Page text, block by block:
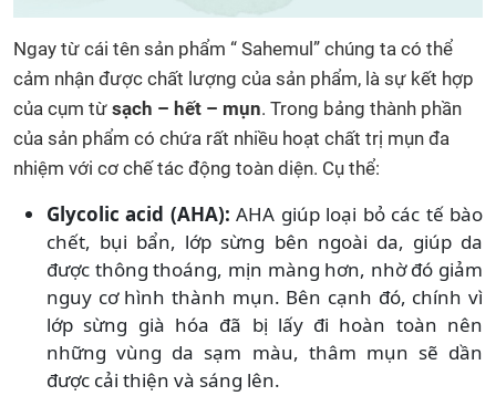
Ngay từ cái tên sản phẩm “ Sahemul” chúng ta có thể
cảm nhận được chất lượng của sản phẩm, là sự kết hợp
của cụm từ sạch – hết – mụn. Trong bảng thành phần
của sản phẩm có chứa rất nhiều hoạt chất trị mụn đa
nhiệm với cơ chế tác động toàn diện. Cụ thể:
Glycolic acid (AHA): AHA giúp loại bỏ các tế bào
chết, bụi bẩn, lớp sừng bên ngoài da, giúp da
được thông thoáng, mịn màng hơn, nhờ đó giảm
nguy cơ hình thành mụn. Bên cạnh đó, chính vì
lớp sừng già hóa đã bị lấy đi hoàn toàn nên
những vùng da sạm màu, thâm mụn sẽ dần
được cải thiện và sáng lên.